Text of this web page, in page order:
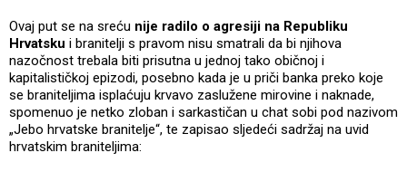
Ovaj put se na sreću nije radilo o agresiji na Republiku
Hrvatsku i branitelji s pravom nisu smatrali da bi njihova
nazočnost trebala biti prisutna u jednoj tako običnoj i
kapitalističkoj epizodi, posebno kada je u priči banka preko koje
se braniteljima isplaćuju krvavo zaslužene mirovine i naknade,
spomenuo je netko zloban i sarkastičan u chat sobi pod nazivom
„Jebo hrvatske branitelje“, te zapisao sljedeći sadržaj na uvid
hrvatskim braniteljima: